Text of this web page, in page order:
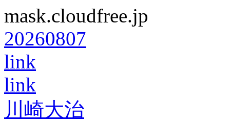
mask.cloudfree.jp
20260807
link
link
川崎大治